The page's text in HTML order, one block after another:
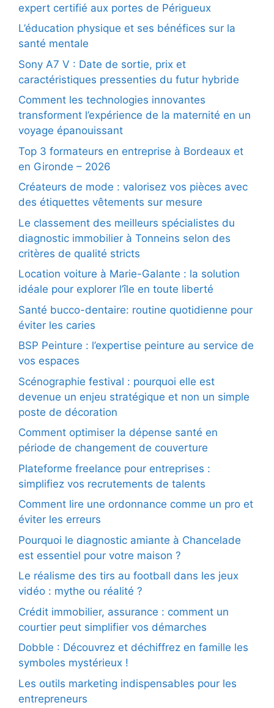
expert certifié aux portes de Périgueux
L’éducation physique et ses bénéfices sur la
santé mentale
Sony A7 V : Date de sortie, prix et
caractéristiques pressenties du futur hybride
Comment les technologies innovantes
transforment l’expérience de la maternité en un
voyage épanouissant
Top 3 formateurs en entreprise à Bordeaux et
en Gironde – 2026
Créateurs de mode : valorisez vos pièces avec
des étiquettes vêtements sur mesure
Le classement des meilleurs spécialistes du
diagnostic immobilier à Tonneins selon des
critères de qualité stricts
Location voiture à Marie-Galante : la solution
idéale pour explorer l’île en toute liberté
Santé bucco-dentaire: routine quotidienne pour
éviter les caries
BSP Peinture : l’expertise peinture au service de
vos espaces
Scénographie festival : pourquoi elle est
devenue un enjeu stratégique et non un simple
poste de décoration
Comment optimiser la dépense santé en
période de changement de couverture
Plateforme freelance pour entreprises :
simplifiez vos recrutements de talents
Comment lire une ordonnance comme un pro et
éviter les erreurs
Pourquoi le diagnostic amiante à Chancelade
est essentiel pour votre maison ?
Le réalisme des tirs au football dans les jeux
vidéo : mythe ou réalité ?
Crédit immobilier, assurance : comment un
courtier peut simplifier vos démarches
Dobble : Découvrez et déchiffrez en famille les
symboles mystérieux !
Les outils marketing indispensables pour les
entrepreneurs